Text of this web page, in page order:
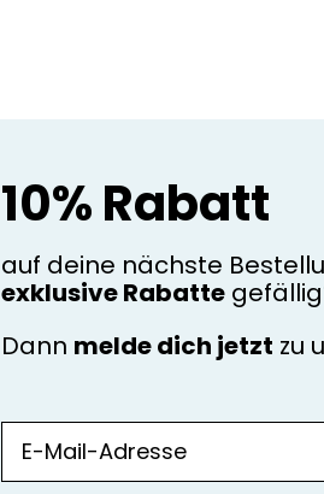
10% Rabatt
auf deine nächste
exklusive Rabatte
Dann melde dich jetzt zu